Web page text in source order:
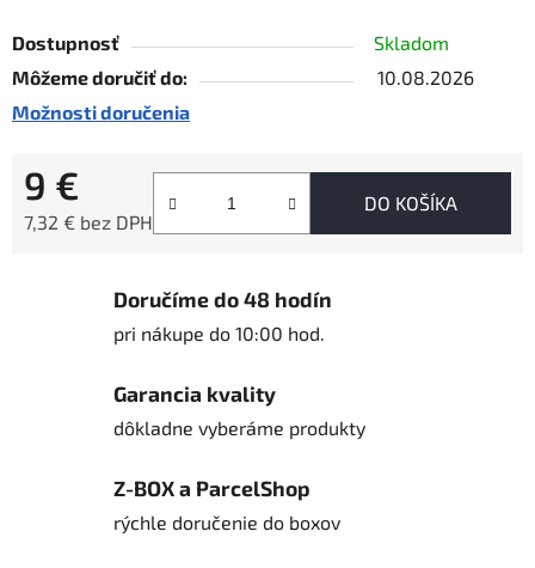
Dostupnosť
Skladom
Môžeme doručiť do:
10.08.2026
Možnosti doručenia
9 €
7,32 € bez DPH
DO KOŠÍKA
Doručíme do 48 hodín
pri nákupe do 10:00 hod.
Garancia kvality
dôkladne vyberáme produkty
Z-BOX a ParcelShop
rýchle doručenie do boxov